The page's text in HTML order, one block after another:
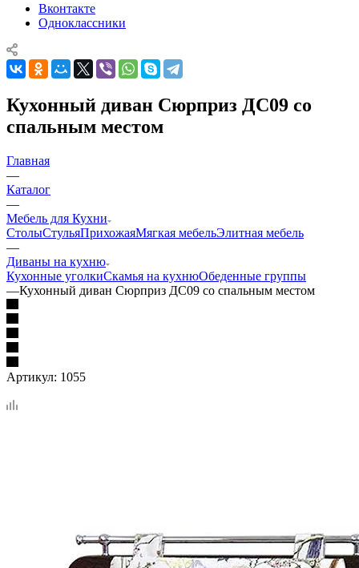
Вконтакте
Одноклассники
Кухонный диван Сюрприз ДС09 со
спальным местом
Главная
—
Каталог
—
Мебель для Кухни
СтолыСтульяПрихожаяМягкая мебельЭлитная мебель
—
Диваны на кухню
Кухонные уголкиСкамья на кухнюОбеденные группы
—Кухонный диван Сюрприз ДС09 со спальным местом
Артикул: 1055